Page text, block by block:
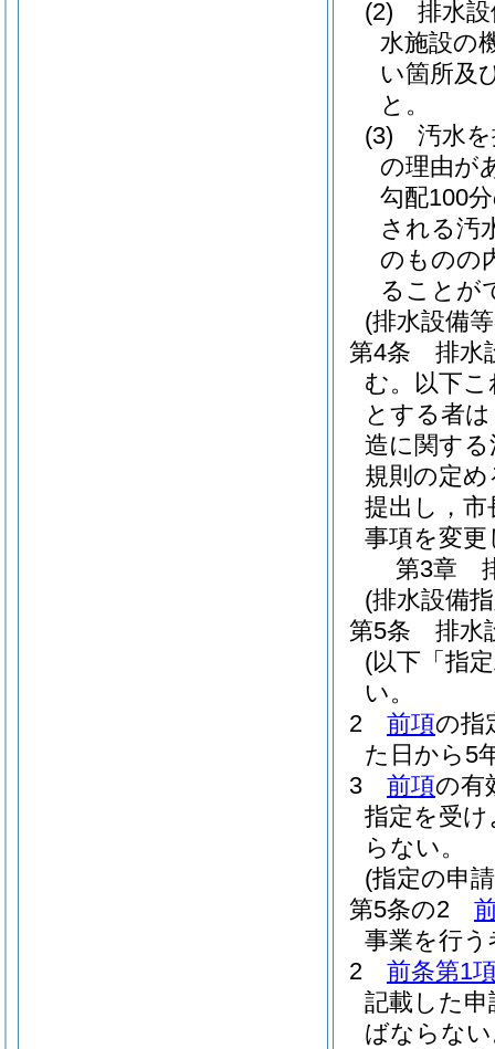
(2)
排水
水施設の
い箇所及
と。
(3)
汚水
の理由が
勾配100
される汚
のものの
ることが
(排水設備
第4条
排水
む。以下
とする者
造に関す
規則の定
提出し，
事項を変
第3章
(排水設備
第5条
排水
(以下「指
い。
2
前項の指
た日から5
3
前項の有
指定を受
らない。
(指定の申
第5条の2
事業を行
2
前条第1
記載した
ばならな